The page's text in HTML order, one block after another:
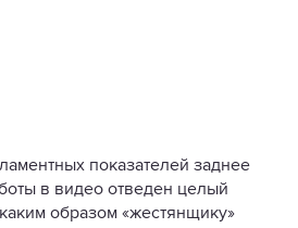
показателей заднее
в видео отведен целый
образом «жестянщику»